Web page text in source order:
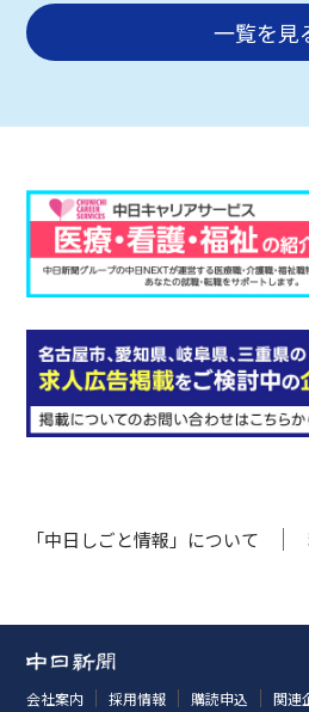
一覧を見
「中日しごと情報」について
会社案内 採用情報 購読申込 関連